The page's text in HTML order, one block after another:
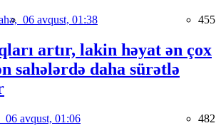
06 avqust, 01:38 455
artır, lakin həyat ən çox
sahələrdə daha sürətlə
06 avqust, 01:06 482